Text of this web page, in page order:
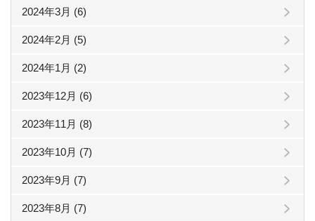
2024年3月 (6)
2024年2月 (5)
2024年1月 (2)
2023年12月 (6)
2023年11月 (8)
2023年10月 (7)
2023年9月 (7)
2023年8月 (7)